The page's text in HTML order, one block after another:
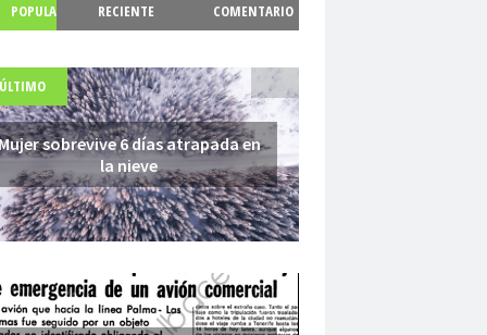
POPULA
RECIENTE
COMENTARIO
sobrevive 6 días atrapada en
la nieve